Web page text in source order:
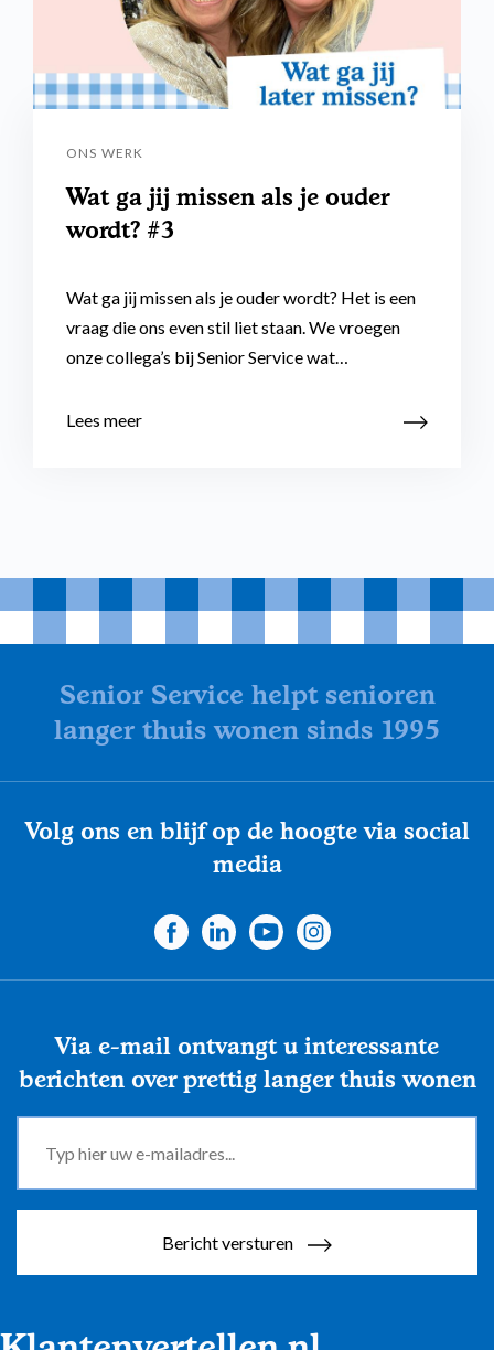
ONS WERK
Wat ga jij missen als je ouder
wordt? #3
Wat ga jij missen als je ouder wordt? Het is een
vraag die ons even stil liet staan. We vroegen
onze collega’s bij Senior Service wat…
Lees meer
Senior Service helpt senioren
langer thuis wonen sinds 1995
Volg ons en blijf op de hoogte via social
media
Via e-mail ontvangt u interessante
berichten over prettig langer thuis wonen
Bericht versturen